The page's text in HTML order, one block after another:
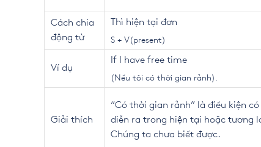
Cách chia
động từ
Thì hiện tại đơn
S + V(present)
Ví dụ
If I have free time
(Nếu tôi có thời gian rảnh).
Giải thích
“Có thời gian rảnh” là điều kiện
diễn ra trong hiện tại hoặc tương
Chúng ta chưa biết được.